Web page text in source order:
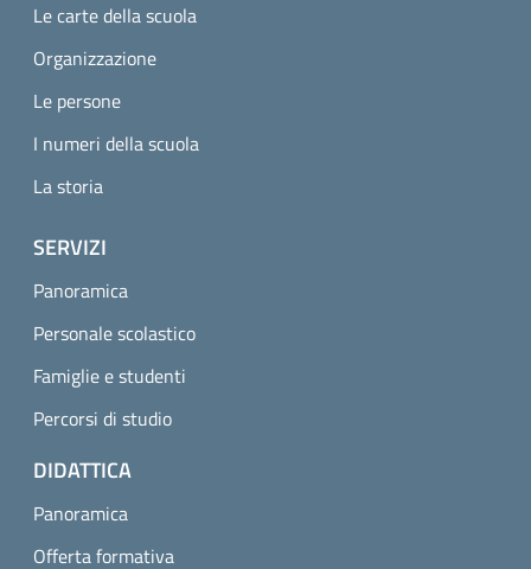
Le carte della scuola
Organizzazione
Le persone
I numeri della scuola
La storia
SERVIZI
Panoramica
Personale scolastico
Famiglie e studenti
Percorsi di studio
DIDATTICA
Panoramica
Offerta formativa